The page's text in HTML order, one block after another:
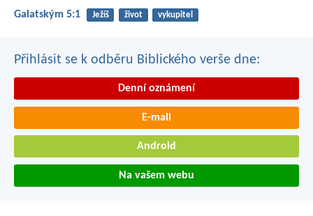
Galatským 5:1 Ježíš život vykupitel
Přihlásit se k odběru Biblického verše dne:
Denní oznámení
E-mail
Android
Na vašem webu